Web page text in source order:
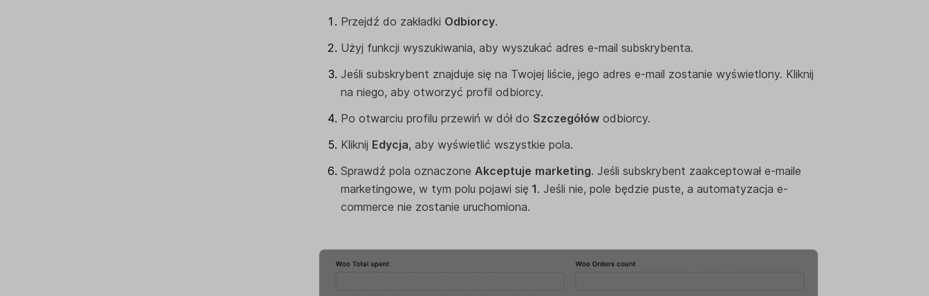
Przejdź do zakładki Odbiorcy.
Użyj funkcji wyszukiwania, aby wyszukać adres e-mail subskrybenta.
Jeśli subskrybent znajduje się na Twojej liście, jego adres e-mail zostanie wyświetlony. Kliknij
na niego, aby otworzyć profil odbiorcy.
Po otwarciu profilu przewiń w dół do Szczegółówodbiorcy.
Kliknij Edycja, aby wyświetlić wszystkie pola.
Sprawdź pola oznaczone Akceptuje marketing. Jeśli subskrybent zaakceptował e-maile
marketingowe, w tym polu pojawi się 1. Jeśli nie, pole będzie puste, a automatyzacja e-
commerce nie zostanie uruchomiona.